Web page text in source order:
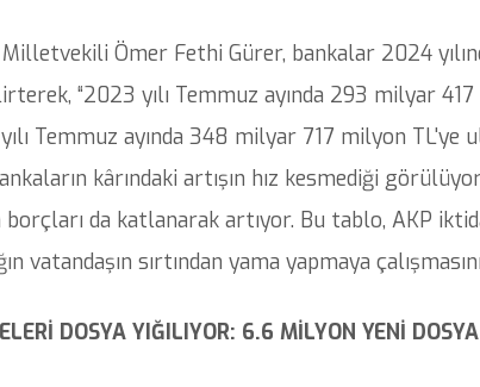
Milletvekili Ömer Fethi Gürer, bankalar 2024
“2023 yılı Temmuz ayında 293 milyar
Temmuz ayında 348 milyar 717 milyon TL'ye
kârındaki artışın hız kesmediği
borçları da katlanarak artıyor. Bu tablo, AKP
vatandaşın sırtından yama yapmaya
DOSYA YIĞILIYOR: 6.6 MİLYON YENİ DOSYA